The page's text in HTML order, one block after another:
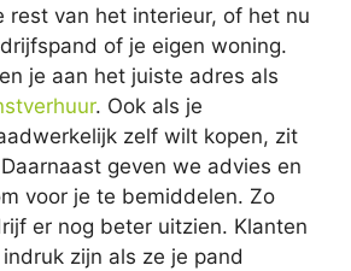
rest van het interieur, of het nu
of je eigen woning.
je aan het juiste adres als
. Ook als je
zelf wilt kopen, zit
geven we advies en
voor je te bemiddelen. Zo
er nog beter uitzien. Klanten
zijn als ze je pand